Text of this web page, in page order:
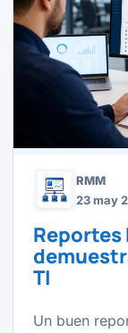
RMM
23 may
Reportes
TI
Un buen